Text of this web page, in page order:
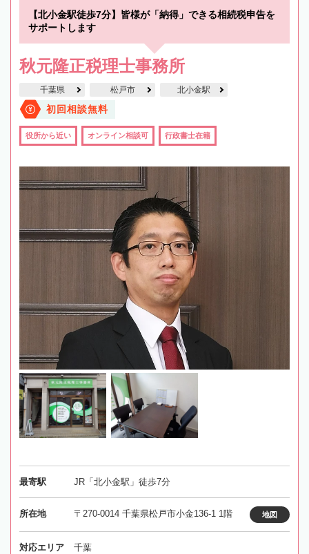
【北小金駅徒歩7分】皆様が「納得」できる相続税申告を
サポートします
秋元隆正税理士事務所
千葉県 松戸市 北小金駅
初回相談無料
役所から近い オンライン相談可 行政書士在籍
最寄駅 JR「北小金駅」徒歩7分
所在地 〒270-0014 千葉県松戸市小金136-1 1階 地図
対応エリア 千葉